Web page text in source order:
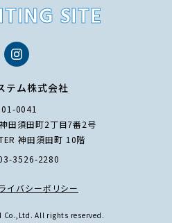
SITE
テム株式会社
0041
田須田町2丁目7番2号
神田須田町 10階
3526-2280
イバシーポリシー
Co.,Ltd. All rights reserved.